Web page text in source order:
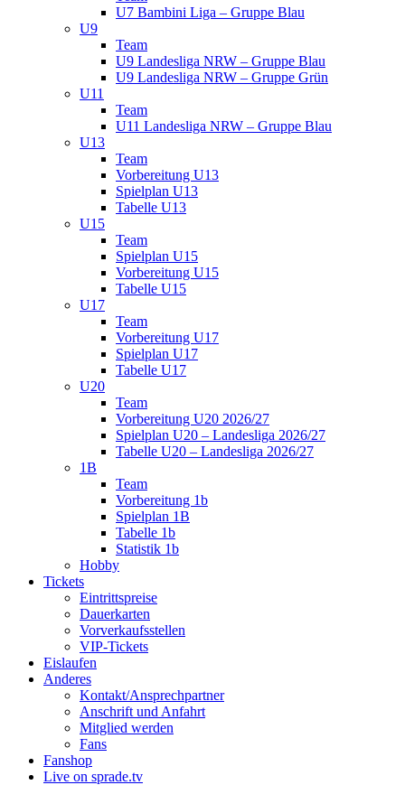
U7 Bambini Liga – Gruppe Blau
U9
Team
U9 Landesliga NRW – Gruppe Blau
U9 Landesliga NRW – Gruppe Grün
U11
Team
U11 Landesliga NRW – Gruppe Blau
U13
Team
Vorbereitung U13
Spielplan U13
Tabelle U13
U15
Team
Spielplan U15
Vorbereitung U15
Tabelle U15
U17
Team
Vorbereitung U17
Spielplan U17
Tabelle U17
U20
Team
Vorbereitung U20 2026/27
Spielplan U20 – Landesliga 2026/27
Tabelle U20 – Landesliga 2026/27
1B
Team
Vorbereitung 1b
Spielplan 1B
Tabelle 1b
Statistik 1b
Hobby
Tickets
Eintrittspreise
Dauerkarten
Vorverkaufsstellen
VIP-Tickets
Eislaufen
Anderes
Kontakt/Ansprechpartner
Anschrift und Anfahrt
Mitglied werden
Fans
Fanshop
Live on sprade.tv